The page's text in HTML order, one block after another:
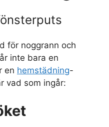
för noggrann och
inte bara en
en hemstädning-
vad som ingår: